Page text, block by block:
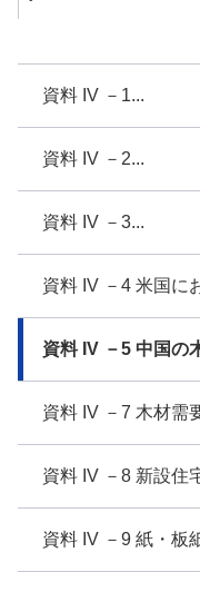
資料 IV －1...
資料 IV －2...
資料 IV －3...
資料 IV －4 米国に
資料 IV －5 中国の
資料 IV －7 木材需
資料 IV －8 新設住
資料 IV －9 紙・板